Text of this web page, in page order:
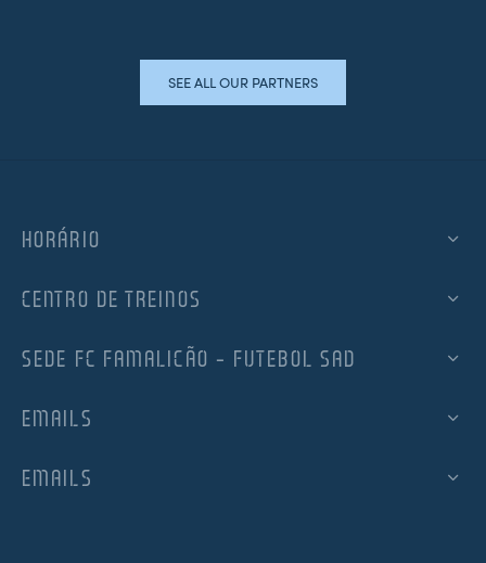
SEE ALL OUR PARTNERS
HORÁRIO
CENTRO DE TREINOS
SEDE FC FAMALICÃO – FUTEBOL SAD
EMAILS
EMAILS